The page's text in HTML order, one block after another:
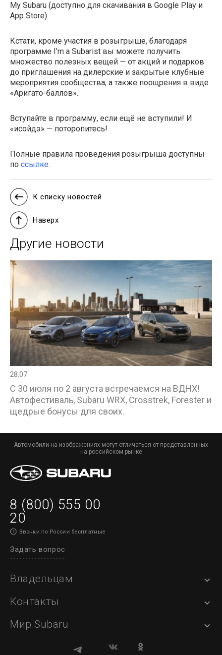
My Subaru (доступно для скачивания в Google Play и
App Store).
Кстати, кроме участия в розыгрыше, благодаря
программе I’m a Subarist вы можете получить
множество полезных вещей — от акций и подарков
до приглашения на дилерские и закрытые клубные
мероприятия сообщества, а также поощрения в виде
«Аригато-баллов».
Вступайте в программу, если ещё не вступили! И
«исойдэ» — поторопитесь!
Полные правила проведения розыгрыша доступны
по ссылке.
К списку новостей
Наверх
Другие новости
28.07
С 30 июля по 2 августа встречаемся на ВДНХ!
Автофестиваль, Subaru WRX, Crosstrek, Forester и
щедрые бонусы для своих.
Автомобили на изображениях могут отличаться от представленных
на российском рынке
8 (800) 555 00
20
Звонки по России бесплатные
Задать вопрос
Владельцам
Контакты
Мир Subaru